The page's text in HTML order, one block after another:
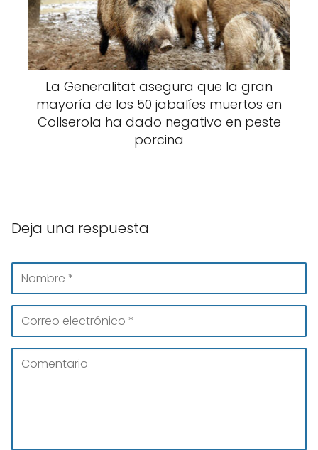
La Generalitat asegura que la gran
mayoría de los 50 jabalíes muertos en
Collserola ha dado negativo en peste
porcina
Deja una respuesta